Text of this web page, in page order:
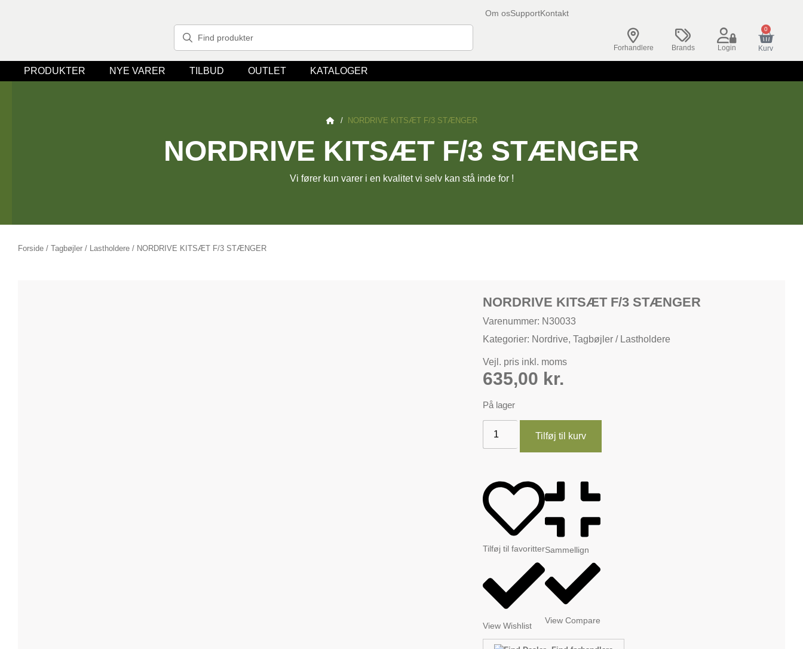
Om osSupportKontakt
Forhandlere Brands Login
0
Kurv
PRODUKTER NYE VARER TILBUD OUTLET KATALOGER
/ NORDRIVE KITSÆT F/3 STÆNGER
NORDRIVE KITSÆT F/3 STÆNGER
Vi fører kun varer i en kvalitet vi selv kan stå inde for !
Forside / Tagbøjler / Lastholdere / NORDRIVE KITSÆT F/3 STÆNGER
NORDRIVE KITSÆT F/3 STÆNGER
Varenummer: N30033
Kategorier: Nordrive, Tagbøjler / Lastholdere
Vejl. pris inkl. moms
635,00 kr.
På lager
Tilføj til kurv
Tilføj til favoritter
View Wishlist
Sammellign
View Compare